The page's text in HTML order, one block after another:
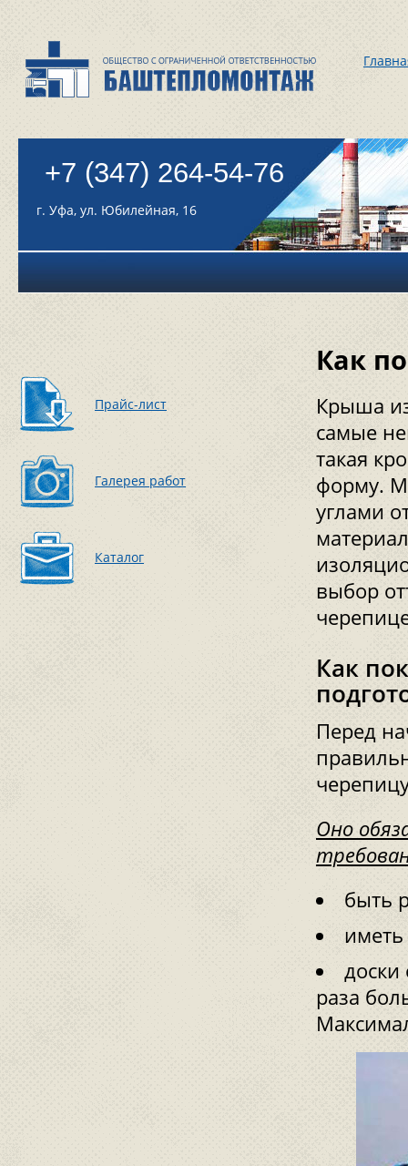
+7 (347) 264-54-76
г. Уфа, ул. Юбилейная, 16
Прайс-лист
Галерея работ
Каталог
Как
Крыша
самые
такая
форму.
углами
выбор
Как
Перед
Оно
быть
раза